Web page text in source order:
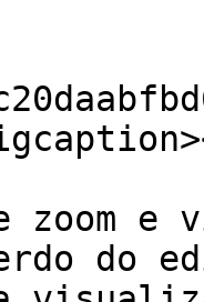
zoom e
do